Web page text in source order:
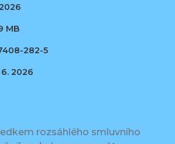
MB
282-5
6. 2026
rozsáhlého smluvního